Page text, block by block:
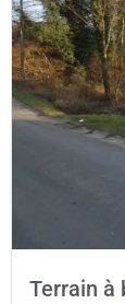
Terrain à